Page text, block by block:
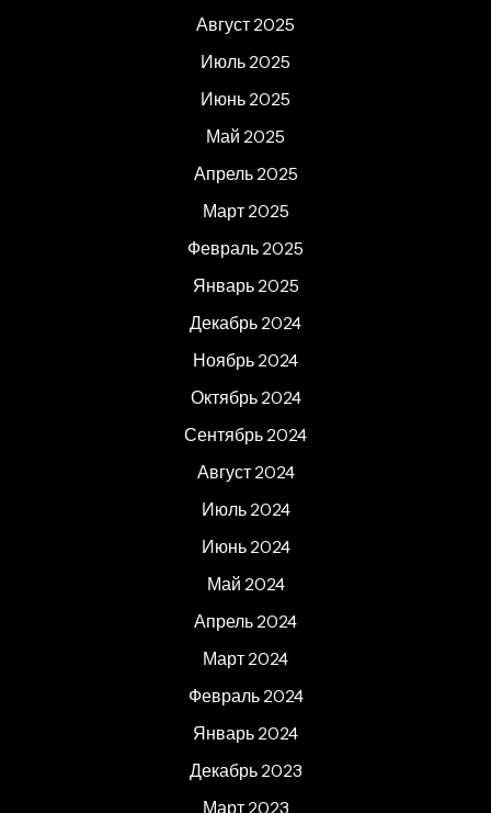
Август 2025
Июль 2025
Июнь 2025
Май 2025
Апрель 2025
Март 2025
Февраль 2025
Январь 2025
Декабрь 2024
Ноябрь 2024
Октябрь 2024
Сентябрь 2024
Август 2024
Июль 2024
Июнь 2024
Май 2024
Апрель 2024
Март 2024
Февраль 2024
Январь 2024
Декабрь 2023
Март 2023